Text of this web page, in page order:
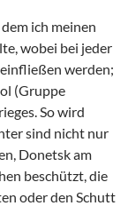
ich meinen
wobei bei jeder
werden;
(Gruppe
So wird
sind nicht nur
Donetsk am
beschützt, die
oder den Schutt